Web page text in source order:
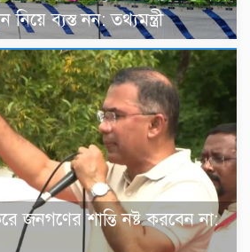
নিয়ে ব্যস্ত নন: তথ্যমন্ত্রী
জনগণের শান্তি নষ্ট করবেন না: